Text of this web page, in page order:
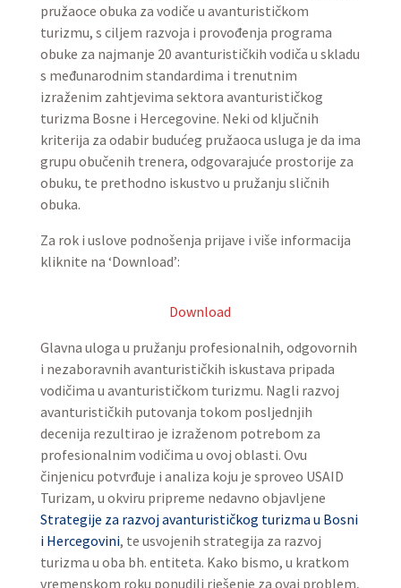
pružaoce obuka za vodiče u avanturističkom
turizmu, s ciljem razvoja i provođenja programa
obuke za najmanje 20 avanturističkih vodiča u skladu
s međunarodnim standardima i trenutnim
izraženim zahtjevima sektora avanturističkog
turizma Bosne i Hercegovine. Neki od ključnih
kriterija za odabir budućeg pružaoca usluga je da ima
grupu obučenih trenera, odgovarajuće prostorije za
obuku, te prethodno iskustvo u pružanju sličnih
obuka.
Za rok i uslove podnošenja prijave i više informacija
kliknite na ‘Download’:
Download
Glavna uloga u pružanju profesionalnih, odgovornih
i nezaboravnih avanturističkih iskustava pripada
vodičima u avanturističkom turizmu. Nagli razvoj
avanturističkih putovanja tokom posljednjih
decenija rezultirao je izraženom potrebom za
profesionalnim vodičima u ovoj oblasti. Ovu
činjenicu potvrđuje i analiza koju je sproveo USAID
Turizam, u okviru pripreme nedavno objavljene
Strategije za razvoj avanturističkog turizma u Bosni
i Hercegovini, te usvojenih strategija za razvoj
turizma u oba bh. entiteta. Kako bismo, u kratkom
vremenskom roku ponudili rješenje za ovaj problem,